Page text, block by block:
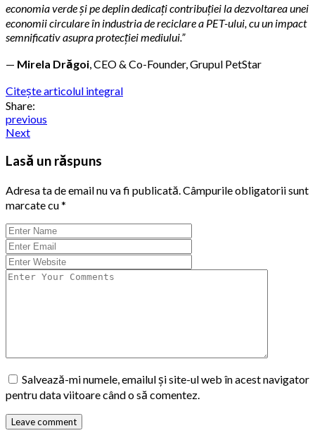
economia verde și pe deplin dedicați contribuției la dezvoltarea unei
economii circulare în industria de reciclare a PET-ului, cu un impact
semnificativ asupra protecției mediului.”
— Mirela Drăgoi , CEO & Co-Founder, Grupul PetStar
Citește articolul integral
Share:
previous
Next
Lasă un răspuns
Adresa ta de email nu va fi publicată.Câmpurile obligatorii sunt
marcate cu*
Salvează-mi numele, emailul și site-ul web în acest navigator
pentru data viitoare când o să comentez.
Leave comment